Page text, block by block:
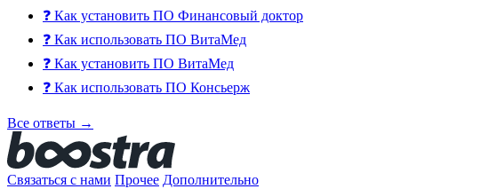
❓ Как установить ПО Финансовый доктор
❓ Как использовать ПО ВитаМед
❓ Как установить ПО ВитаМед
❓ Как использовать ПО Консьерж
Все ответы →
Связаться с нами Прочее Дополнительно